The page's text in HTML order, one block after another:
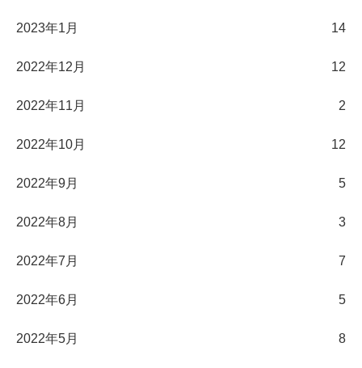
2023年1月 14
2022年12月 12
2022年11月 2
2022年10月 12
2022年9月 5
2022年8月 3
2022年7月 7
2022年6月 5
2022年5月 8